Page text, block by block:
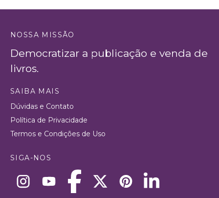
NOSSA MISSÃO
Democratizar a publicação e venda de
livros.
SAIBA MAIS
Dúvidas e Contato
Política de Privacidade
Termos e Condições de Uso
SIGA-NOS